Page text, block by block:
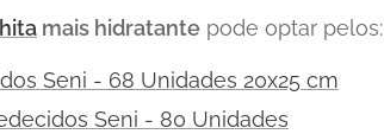
mais hidratante pode optar pelos:
Seni - 68 Unidades 20x25 cm
Seni - 80 Unidades